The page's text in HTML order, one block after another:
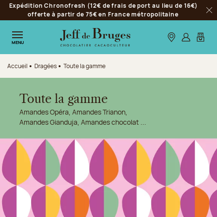
Aller à la navigation
Aller au contenu principal
Aller au pied de page
Expédition Chronofresh (12€ de frais de port au lieu de 16€)
offerte à partir de 75€ en France métropolitaine
MENU Nos boutiques
S’identifier
Mon
Accueil Dragées Toute la gamme
Toute la gamme
Amandes Opéra, Amandes Trianon,
Amandes Gianduja, Amandes chocolat ...